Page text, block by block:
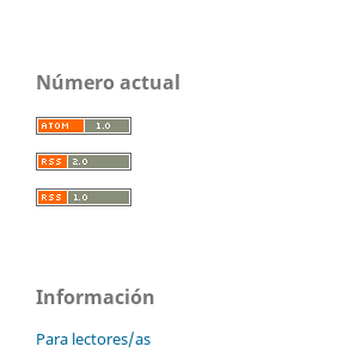
Número actual
Información
Para lectores/as